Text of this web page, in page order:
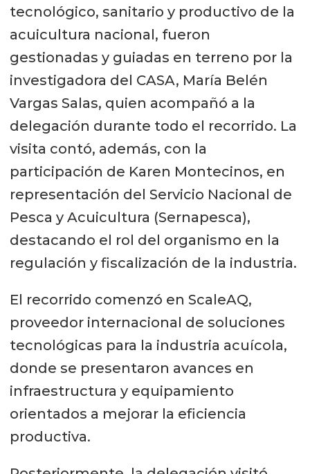
tecnológico, sanitario y productivo de la
acuicultura nacional, fueron
gestionadas y guiadas en terreno por la
investigadora del CASA, María Belén
Vargas Salas, quien acompañó a la
delegación durante todo el recorrido. La
visita contó, además, con la
participación de Karen Montecinos, en
representación del Servicio Nacional de
Pesca y Acuicultura (Sernapesca),
destacando el rol del organismo en la
regulación y fiscalización de la industria.
El recorrido comenzó en ScaleAQ,
proveedor internacional de soluciones
tecnológicas para la industria acuícola,
donde se presentaron avances en
infraestructura y equipamiento
orientados a mejorar la eficiencia
productiva.